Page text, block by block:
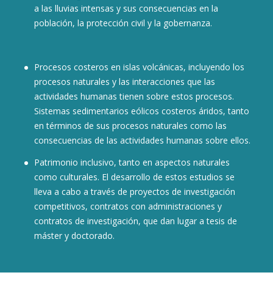
a las lluvias intensas y sus consecuencias en la
población, la protección civil y la gobernanza.
Procesos costeros en islas volcánicas, incluyendo los
procesos naturales y las interacciones que las
actividades humanas tienen sobre estos procesos.
Sistemas sedimentarios eólicos costeros áridos, tanto
en términos de sus procesos naturales como las
consecuencias de las actividades humanas sobre ellos.
Patrimonio inclusivo, tanto en aspectos naturales
como culturales. El desarrollo de estos estudios se
lleva a cabo a través de proyectos de investigación
competitivos, contratos con administraciones y
contratos de investigación, que dan lugar a tesis de
máster y doctorado.